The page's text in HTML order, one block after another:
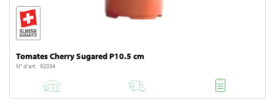
Tomates Cherry Sugared P10.5 cm
N° d'art. 92034
Protection solaire balcon
Piscine
Planter des tomates
Lutter contre les thrips